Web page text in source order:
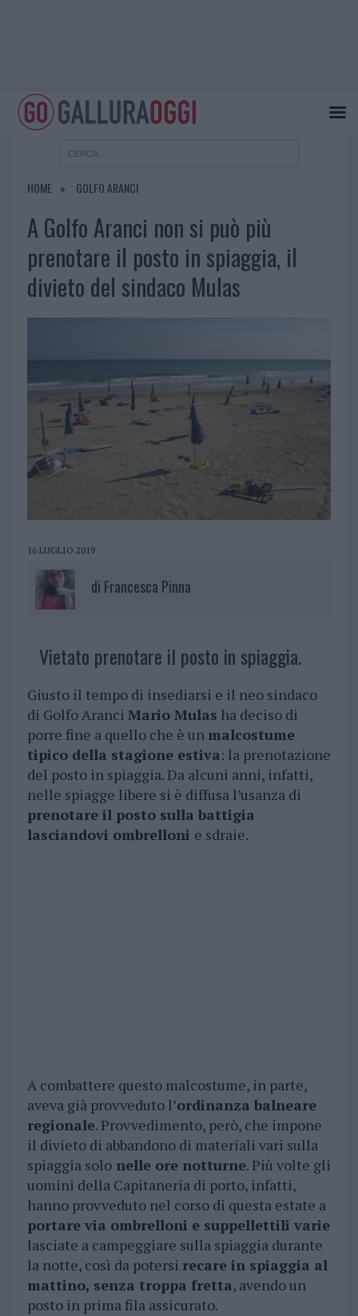
HOME GOLFO ARANCI
A Golfo Aranci non si può più
prenotare il posto in spiaggia, il
divieto del sindaco Mulas
16 LUGLIO 2019
di Francesca Pinna
Vietato prenotare il posto in spiaggia.
Giusto il tempo di insediarsi e il neo sindaco
di Golfo Aranci Mario Mulas ha deciso di
porre fine a quello che è un malcostume
tipico della stagione estiva: la prenotazione
del posto in spiaggia. Da alcuni anni, infatti,
nelle spiagge libere si è diffusa l’usanza di
prenotare il posto sulla battigia
lasciandovi ombrelloni e sdraie.
A combattere questo malcostume, in parte,
aveva già provveduto l’ordinanza balneare
regionale. Provvedimento, però, che impone
il divieto di abbandono di materiali vari sulla
spiaggia solonelle ore notturne. Più volte gli
uomini della Capitaneria di porto, infatti,
hanno provveduto nel corso di questa estate a
portare via ombrelloni e suppellettili varie
lasciate a campeggiare sulla spiaggia durante
la notte, così da potersi recare in spiaggia al
mattino, senza troppa fretta, avendo un
posto in prima fila assicurato.